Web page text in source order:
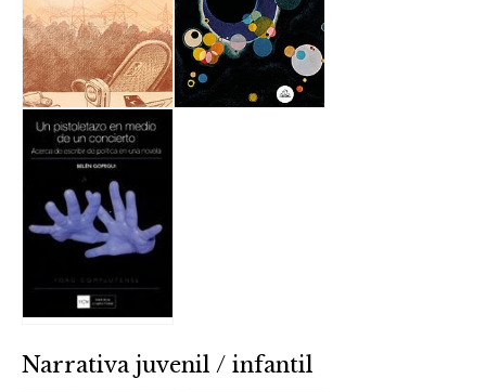
Narrativa juvenil / infantil